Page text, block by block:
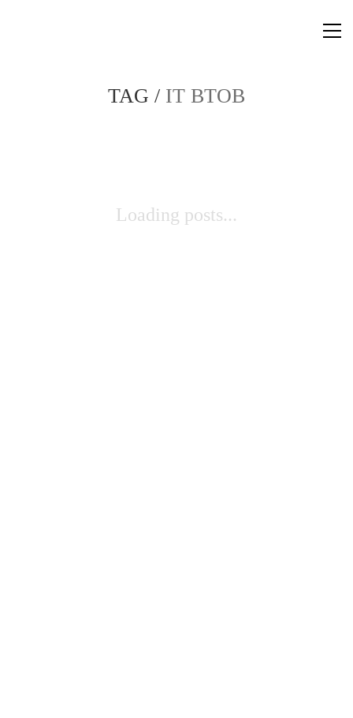
TAG / IT BTOB
Loading posts...